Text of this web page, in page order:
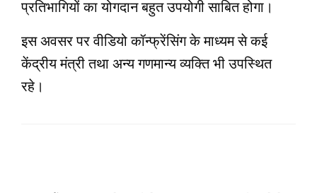
प्रतिभागियों का योगदान बहुत उपयोगी साबित होगा।
इस अवसर पर वीडियो कॉन्फ्रेंसिंग के माध्यम से कई
केंद्रीय मंत्री तथा अन्य गणमान्य व्यक्ति भी उपस्थित
रहे।